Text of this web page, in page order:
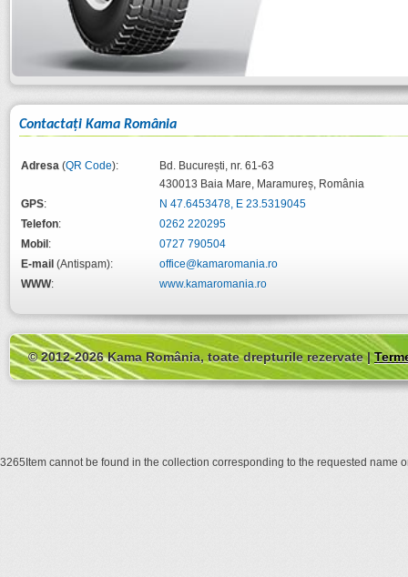
Contactaţi Kama România
Adresa (QR Code):
Bd. București, nr. 61-63
430013 Baia Mare, Maramureș, România
GPS:
N 47.6453478, E 23.5319045
Telefon:
0262 220295
Mobil :
0727 790504
E-mail (Antispam):
office@kamaromania.ro
WWW: www.kamaromania.ro
© 2012-2026 Kama România, toate drepturile rezervate |
3265Item cannot be found in the collection corresponding to the requested name